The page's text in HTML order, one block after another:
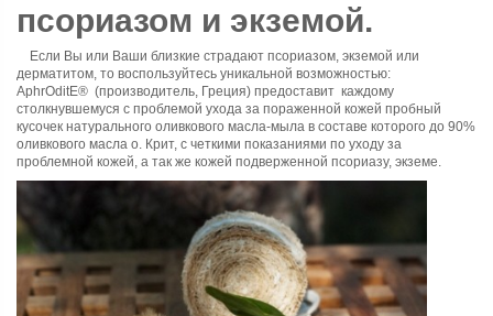
псориазом и экземой.
Если Вы или Ваши близкие страдают псориазом, экземой или
дерматитом, то воспользуйтесь уникальной возможностью:
AphrOditE® (производитель, Греция) предоставит каждому
столкнувшемуся с проблемой ухода за пораженной кожей пробный
кусочек натурального оливкового масла-мыла в составе которого до 90%
оливкового масла о. Крит, с четкими показаниями по уходу за
проблемной кожей, а так же кожей подверженной псориазу, экземе.